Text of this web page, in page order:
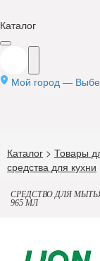
Каталог
Мой город —
Каталог > Товары
средства для кухни
СРЕДСТВО ДЛЯ
965 МЛ